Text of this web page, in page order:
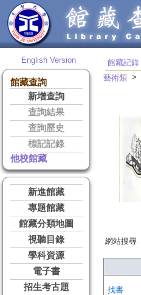
English Version
館藏查詢
新增查詢
查詢結果
查詢歷史
標記記錄
他校館藏
新進館藏
專題館藏
館藏分類地圖
視聽目錄
學科資源
電子書
招生考古題
館藏記錄
藝術類 >
網站搜尋
找書